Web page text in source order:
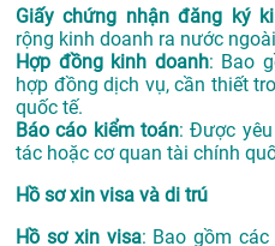
Giấy chứng nhận đăng ký
rộng kinh doanh ra nước
Hợp đồng kinh doanh: Bao
hợp đồng dịch vụ, cần thiết
quốc tế.
Báo cáo kiểm toán: Được
tác hoặc cơ quan tài chính
Hồ sơ xin visa và di trú
Hồ sơ xin visa: Bao gồm